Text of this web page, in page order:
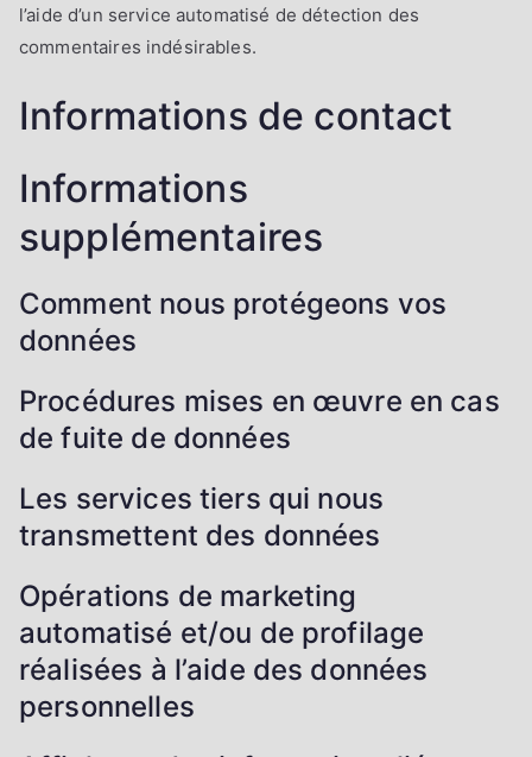
l’aide d’un service automatisé de détection des
commentaires indésirables.
Informations de contact
Informations
supplémentaires
Comment nous protégeons vos
données
Procédures mises en œuvre en cas
de fuite de données
Les services tiers qui nous
transmettent des données
Opérations de marketing
automatisé et/ou de profilage
réalisées à l’aide des données
personnelles